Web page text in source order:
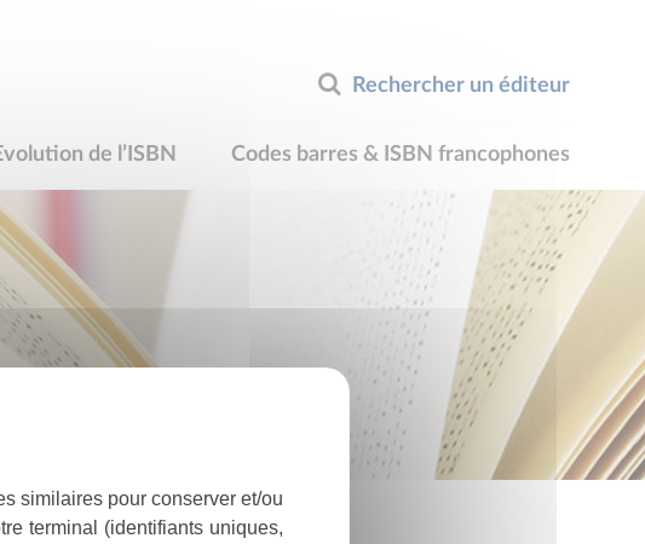
Rechercher un éditeur
de l’ISBN Codes barres & ISBN francophones
similaires pour conserver et/ou
terminal (identifiants uniques,